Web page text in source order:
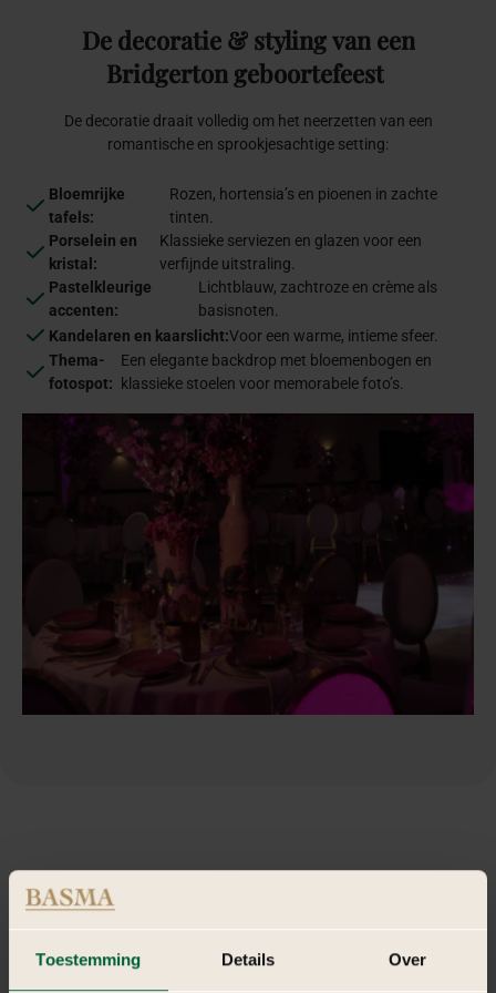
Toestemming Details Over
De decoratie & stylingvan een
Bridgerton geboortefeest
De decoratie draait volledig om het neerzetten van een
romantische en sprookjesachtige setting:
Bloemrijke
tafels:
Rozen, hortensia’s en pioenen in zachte
tinten.
Porselein en
kristal:
Klassieke serviezen en glazen voor een
verfijnde uitstraling.
Pastelkleurige
accenten:
Lichtblauw, zachtroze en crème als
basisnoten.
Kandelaren en kaarslicht:Voor een warme, intieme sfeer.
Thema-
fotospot:
Een elegante backdrop met bloemenbogen en
klassieke stoelen voor memorabele foto’s.